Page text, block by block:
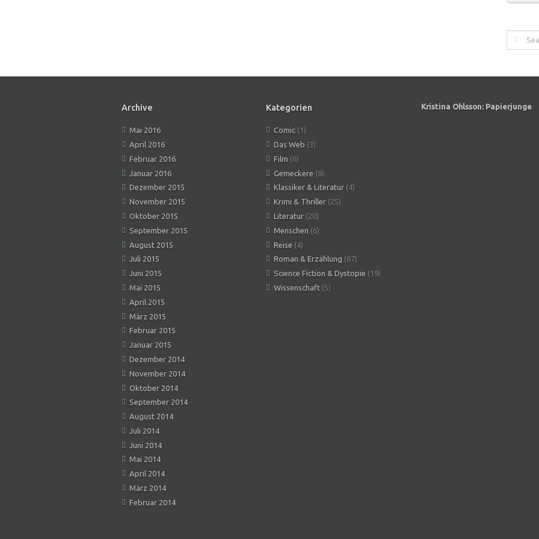
Archive
Mai 2016
April 2016
Februar 2016
Januar 2016
Dezember 2015
November 2015
Oktober 2015
September 2015
August 2015
Juli 2015
Juni 2015
Mai 2015
April 2015
März 2015
Februar 2015
Januar 2015
Dezember 2014
November 2014
Oktober 2014
September 2014
August 2014
Juli 2014
Juni 2014
Mai 2014
April 2014
März 2014
Februar 2014
Kategorien
Comic (1)
Das Web (3)
Film (6)
Gemeckere (8)
Klassiker & Literatur (4)
Krimi & Thriller (25)
Literatur (20)
Menschen (6)
Reise (4)
Roman & Erzählung (67)
Science Fiction & Dystopie (19)
Wissenschaft (5)
Kristina Ohlsson: Papierjunge